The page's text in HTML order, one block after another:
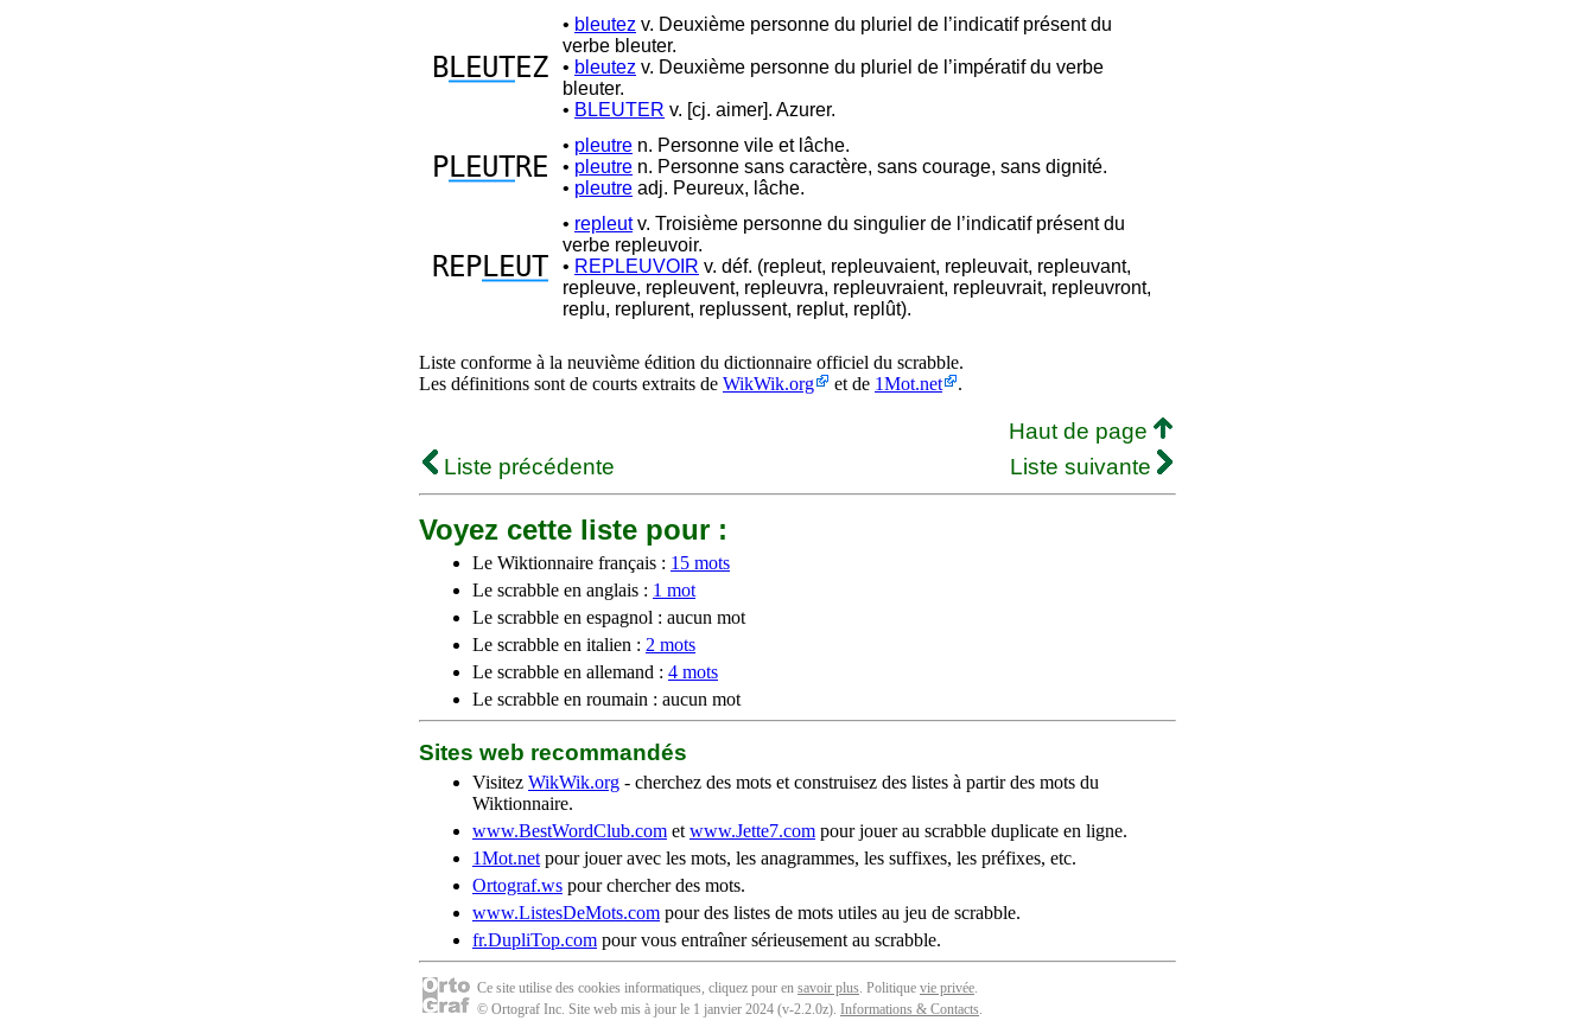
BLEUTEZ
• bleutez v. Deuxième personne du pluriel de l’indicatif présent du
verbe bleuter.
• bleutez v. Deuxième personne du pluriel de l’impératif du verbe
bleuter.
• BLEUTER v. [cj. aimer]. Azurer.
PLEUTRE
• pleutre n. Personne vile et lâche.
• pleutre n. Personne sans caractère, sans courage, sans dignité.
• pleutre adj. Peureux, lâche.
REPLEUT
• repleutv. Troisième personne du singulier de l’indicatif présent du
verbe repleuvoir.
• REPLEUVOIR v. déf. (repleut, repleuvaient, repleuvait, repleuvant,
repleuve, repleuvent, repleuvra, repleuvraient, repleuvrait, repleuvront,
replu, replurent, replussent, replut, replût).
Liste conforme à la neuvième édition du dictionnaire officiel du scrabble.
Les définitions sont de courts extraits de WikWik.org et de 1Mot.net .
Haut de page
Liste précédente
Liste suivante
Voyez cette liste pour :
Le Wiktionnaire français : 15 mots
Le scrabble en anglais : 1 mot
Le scrabble en espagnol : aucun mot
Le scrabble en italien : 2 mots
Le scrabble en allemand : 4 mots
Le scrabble en roumain : aucun mot
Sites web recommandés
Visitez WikWik.org - cherchez des mots et construisez des listes à partir des mots du
Wiktionnaire.
www.BestWordClub.com et www.Jette7.com pour jouer au scrabble duplicate en ligne.
1Mot.net pour jouer avec les mots, les anagrammes, les suffixes, les préfixes, etc.
Ortograf.ws pour chercher des mots.
www.ListesDeMots.com pour des listes de mots utiles au jeu de scrabble.
fr.DupliTop.com pour vous entraîner sérieusement au scrabble.
Ce site utilise des cookies informatiques, cliquez pour en savoir plus. Politique vie privée.
© Ortograf Inc. Site web mis à jour le 1 janvier 2024 (v-2.2.0z). Informations & Contacts.